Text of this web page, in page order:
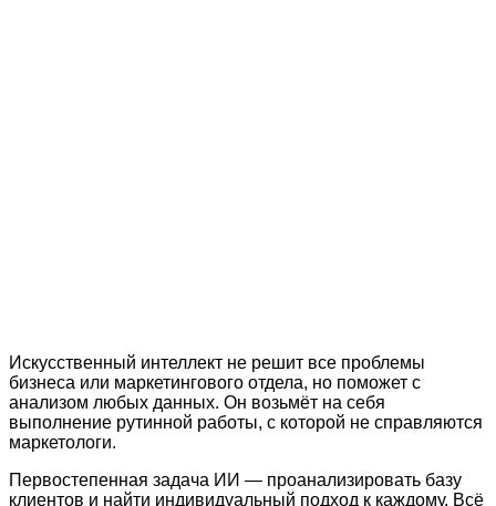
Искусственный интеллект не решит все проблемы
бизнеса или маркетингового отдела, но поможет с
анализом любых данных. Он возьмёт на себя
выполнение рутинной работы, с которой не справляются
маркетологи.
Первостепенная задача ИИ — проанализировать базу
клиентов и найти индивидуальный подход к каждому. Всё